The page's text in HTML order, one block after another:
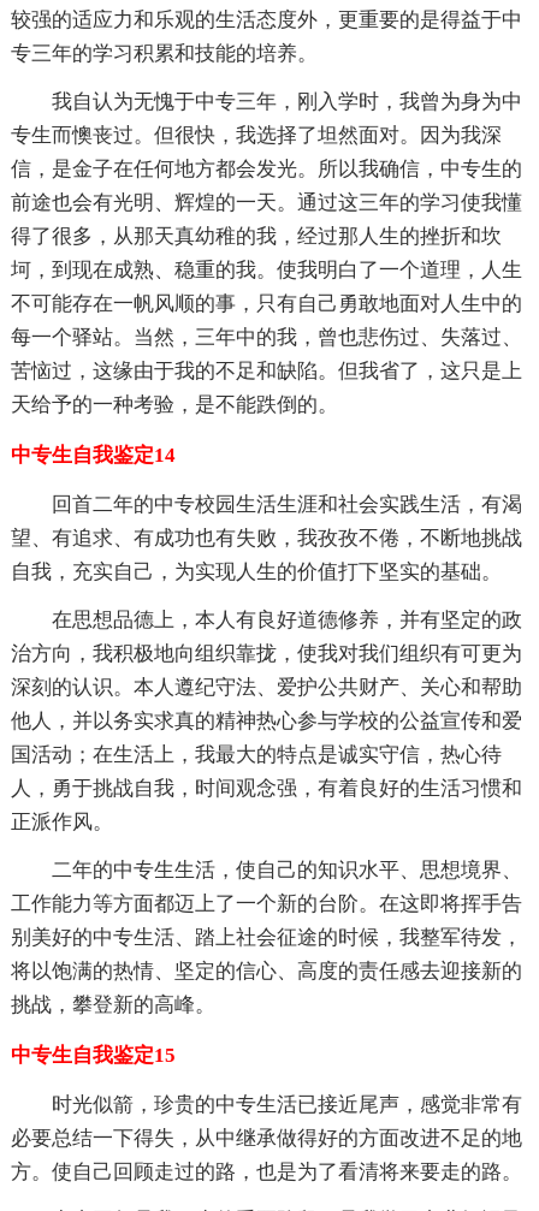
较强的适应力和乐观的生活态度外，更重要的是得益于中
专三年的学习积累和技能的培养。
我自认为无愧于中专三年，刚入学时，我曾为身为中
专生而懊丧过。但很快，我选择了坦然面对。因为我深
信，是金子在任何地方都会发光。所以我确信，中专生的
前途也会有光明、辉煌的一天。通过这三年的学习使我懂
得了很多，从那天真幼稚的我，经过那人生的挫折和坎
坷，到现在成熟、稳重的我。使我明白了一个道理，人生
不可能存在一帆风顺的事，只有自己勇敢地面对人生中的
每一个驿站。当然，三年中的我，曾也悲伤过、失落过、
苦恼过，这缘由于我的不足和缺陷。但我省了，这只是上
天给予的一种考验，是不能跌倒的。
中专生自我鉴定14
回首二年的中专校园生活生涯和社会实践生活，有渴
望、有追求、有成功也有失败，我孜孜不倦，不断地挑战
自我，充实自己，为实现人生的价值打下坚实的基础。
在思想品德上，本人有良好道德修养，并有坚定的政
治方向，我积极地向组织靠拢，使我对我们组织有可更为
深刻的认识。本人遵纪守法、爱护公共财产、关心和帮助
他人，并以务实求真的精神热心参与学校的公益宣传和爱
国活动；在生活上，我最大的特点是诚实守信，热心待
人，勇于挑战自我，时间观念强，有着良好的生活习惯和
正派作风。
二年的中专生生活，使自己的知识水平、思想境界、
工作能力等方面都迈上了一个新的台阶。在这即将挥手告
别美好的中专生活、踏上社会征途的时候，我整军待发，
将以饱满的热情、坚定的信心、高度的责任感去迎接新的
挑战，攀登新的高峰。
中专生自我鉴定15
时光似箭，珍贵的中专生活已接近尾声，感觉非常有
必要总结一下得失，从中继承做得好的方面改进不足的地
方。使自己回顾走过的路，也是为了看清将来要走的路。